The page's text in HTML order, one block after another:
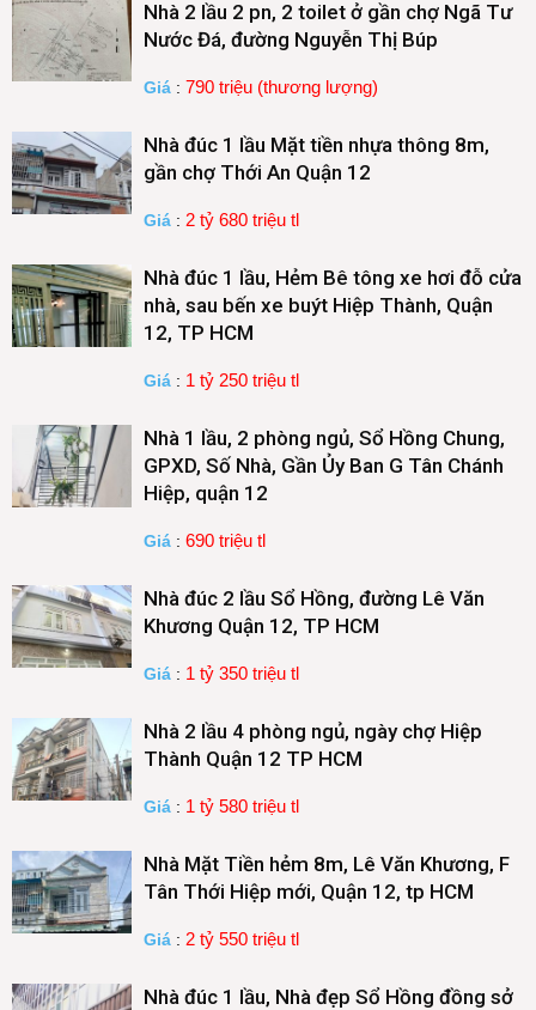
Nhà 2 lầu 2 pn, 2 toilet ở gần chợ Ngã Tư
Nước Đá, đường Nguyễn Thị Búp
Giá : 790 triệu (thương lượng)
Nhà đúc 1 lầu Mặt tiền nhựa thông 8m,
gần chợ Thới An Quận 12
Giá : 2 tỷ 680 triệu tl
Nhà đúc 1 lầu, Hẻm Bê tông xe hơi đỗ cửa
nhà, sau bến xe buýt Hiệp Thành, Quận
12, TP HCM
Giá : 1 tỷ 250 triệu tl
Nhà 1 lầu, 2 phòng ngủ, Sổ Hồng Chung,
GPXD, Số Nhà, Gần Ủy Ban G Tân Chánh
Hiệp, quận 12
Giá : 690 triệu tl
Nhà đúc 2 lầu Sổ Hồng, đường Lê Văn
Khương Quận 12, TP HCM
Giá : 1 tỷ 350 triệu tl
Nhà 2 lầu 4 phòng ngủ, ngày chợ Hiệp
Thành Quận 12 TP HCM
Giá : 1 tỷ 580 triệu tl
Nhà Mặt Tiền hẻm 8m, Lê Văn Khương, F
Tân Thới Hiệp mới, Quận 12, tp HCM
Giá : 2 tỷ 550 triệu tl
Nhà đúc 1 lầu, Nhà đẹp Sổ Hồng đồng sở